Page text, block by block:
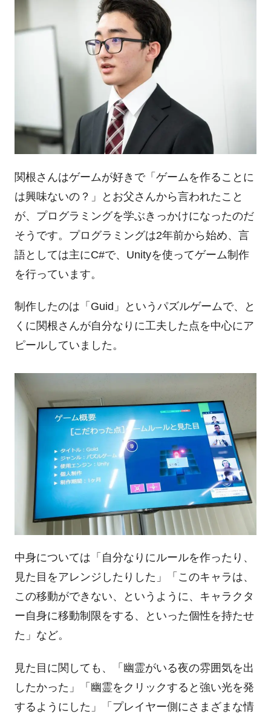
関根さんはゲームが好きで「ゲームを作ることに
は興味ないの？」とお父さんから言われたこと
が、プログラミングを学ぶきっかけになったのだ
そうです。プログラミングは2年前から始め、言
語としては主にC#で、 Unityを使ってゲーム制作
を行っています。
制作したのは「 Guid 」というパズルゲームで、と
くに関根さんが自分なりに工夫した点を中心にア
ピールしていました。
中身については「自分なりにルールを作ったり、
見た目をアレンジしたりした」「このキャラは、
この移動ができない、というように、キャラクタ
ー自身に移動制限をする、といった個性を持たせ
た」など。
見た目に関しても、「幽霊がいる夜の雰囲気を出
したかった」「幽霊をクリックすると強い光を発
するようにした」「プレイヤー側にさまざまな情